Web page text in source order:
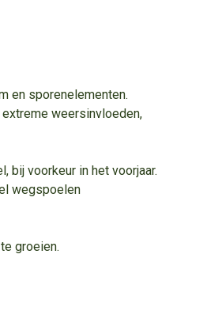
en sporenelementen.
weersinvloeden,
bij voorkeur in het voorjaar.
wegspoelen
groeien.